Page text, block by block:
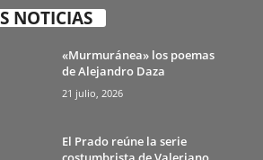
NOTICIAS
«Murmuránea» los poemas
de Alejandro Daza
21 julio, 2026
El Prado reúne la serie